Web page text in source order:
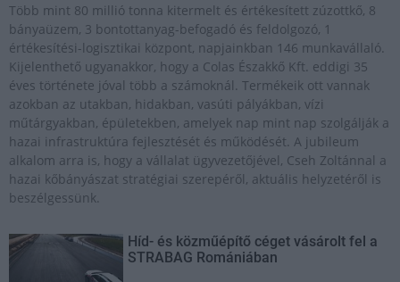
Több mint 80 millió tonna kitermelt és értékesített zúzottkő, 8
bányaüzem, 3 bontottanyag-befogadó és feldolgozó, 1
értékesítési-logisztikai központ, napjainkban 146 munkavállaló.
Kijelenthető ugyanakkor, hogy a Colas Északkő Kft. eddigi 35
éves története jóval több a számoknál. Termékeik ott vannak
azokban az utakban, hidakban, vasúti pályákban, vízi
műtárgyakban, épületekben, amelyek nap mint nap szolgálják a
hazai infrastruktúra fejlesztését és működését. A jubileum
alkalom arra is, hogy a vállalat ügyvezetőjével, Cseh Zoltánnal a
hazai kőbányászat stratégiai szerepéről, aktuális helyzetéről is
beszélgessünk.
Híd- és közműépítő céget vásárolt fel a
STRABAG Romániában